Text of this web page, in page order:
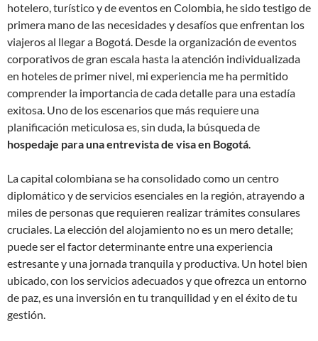
hotelero, turístico y de eventos en Colombia, he sido testigo de
primera mano de las necesidades y desafíos que enfrentan los
viajeros al llegar a Bogotá. Desde la organización de eventos
corporativos de gran escala hasta la atención individualizada
en hoteles de primer nivel, mi experiencia me ha permitido
comprender la importancia de cada detalle para una estadía
exitosa. Uno de los escenarios que más requiere una
planificación meticulosa es, sin duda, la búsqueda de
hospedaje para una entrevista de visa en Bogotá.
La capital colombiana se ha consolidado como un centro
diplomático y de servicios esenciales en la región, atrayendo a
miles de personas que requieren realizar trámites consulares
cruciales. La elección del alojamiento no es un mero detalle;
puede ser el factor determinante entre una experiencia
estresante y una jornada tranquila y productiva. Un hotel bien
ubicado, con los servicios adecuados y que ofrezca un entorno
de paz, es una inversión en tu tranquilidad y en el éxito de tu
gestión.